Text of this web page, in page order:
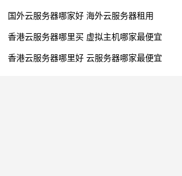
国外云服务器哪家好 海外云服务器租用
香港云服务器哪里买 虚拟主机哪家最便宜
香港云服务器哪里好 云服务器哪家最便宜